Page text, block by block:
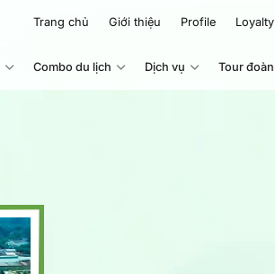
Trang chủ Giới thiệu Profile Loyalty
Combo du lịch Dịch vụ Tour đoàn